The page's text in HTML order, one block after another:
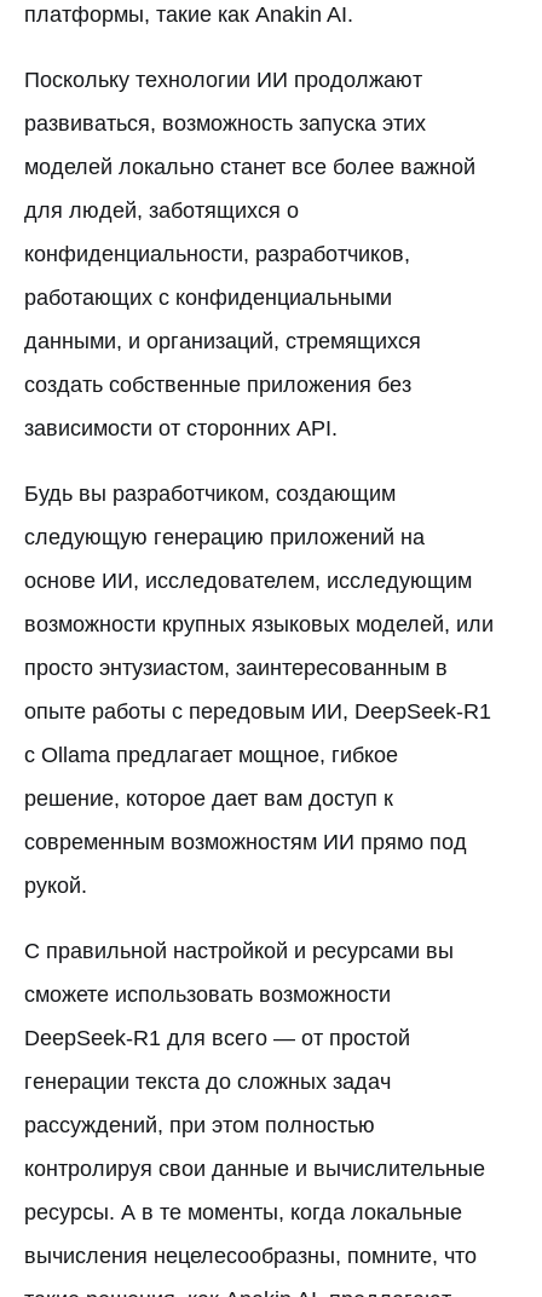
платформы, такие как Anakin AI.
Поскольку технологии ИИ продолжают
развиваться, возможность запуска этих
моделей локально станет все более важной
для людей, заботящихся о
конфиденциальности, разработчиков,
работающих с конфиденциальными
данными, и организаций, стремящихся
создать собственные приложения без
зависимости от сторонних API.
Будь вы разработчиком, создающим
следующую генерацию приложений на
основе ИИ, исследователем, исследующим
возможности крупных языковых моделей, или
просто энтузиастом, заинтересованным в
опыте работы с передовым ИИ, DeepSeek-R1
с Ollama предлагает мощное, гибкое
решение, которое дает вам доступ к
современным возможностям ИИ прямо под
рукой.
С правильной настройкой и ресурсами вы
сможете использовать возможности
DeepSeek-R1 для всего — от простой
генерации текста до сложных задач
рассуждений, при этом полностью
контролируя свои данные и вычислительные
ресурсы. А в те моменты, когда локальные
вычисления нецелесообразны, помните, что